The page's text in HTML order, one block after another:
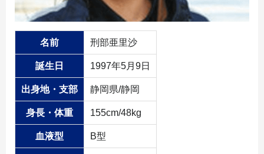
名前 刑部亜里沙
誕生日 1997年5月9日
出身地・支部 静岡県/静岡
身長・体重 155cm/48kg
血液型 B型